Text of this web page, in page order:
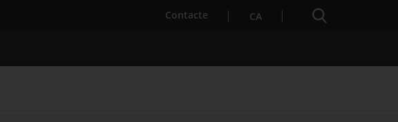
Contacte . Obre en una nova finestra.
CA Cercador